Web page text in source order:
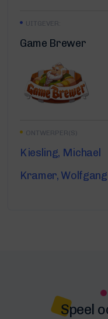
UITGEVER:
Game Brewer
ONTWERPER(S)
Kiesling, Michael
Kramer, Wolfgang
Speel